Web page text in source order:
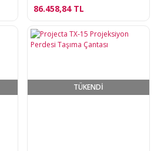
86.458,84 TL
TÜKENDİ